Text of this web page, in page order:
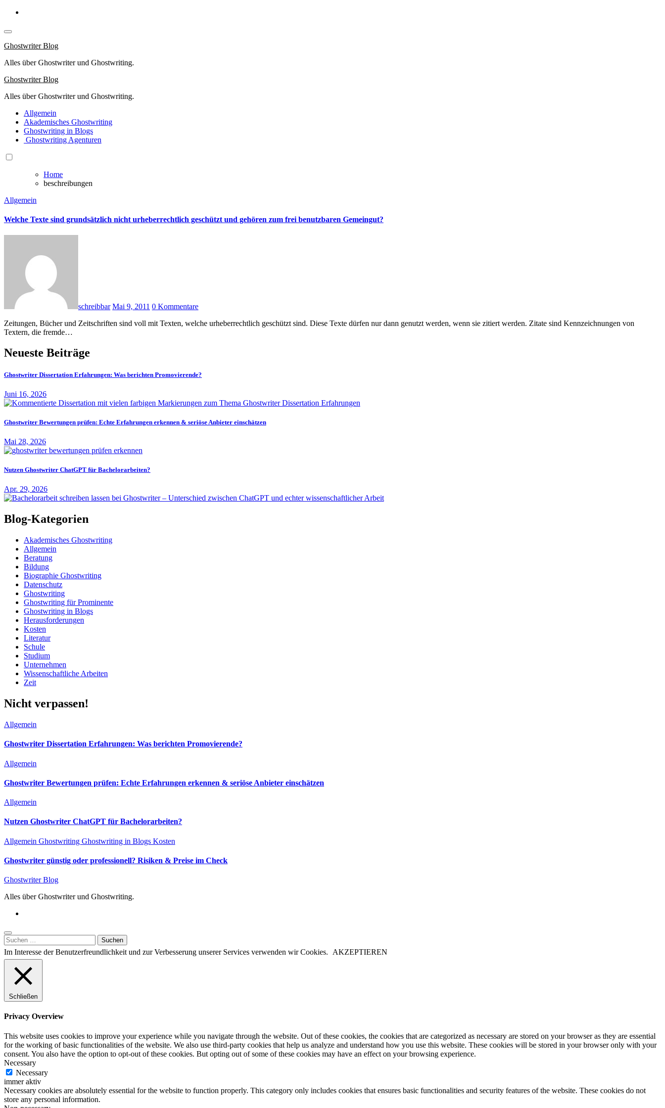
Springe
Inhalt
Ghostwriter Blog
Alles über Ghostwriter und Ghostwriting.
Ghostwriter Blog
Alles über Ghostwriter und Ghostwriting.
Allgemein
Akademisches Ghostwriting
Ghostwriting in Blogs
Ghostwriting Agenturen
Home
beschreibungen
Allgemein
Welche Texte sind grundsätzlich nicht urheberrechtlich geschützt und gehören zum frei benutzbaren Gemeingut?
schreibbar Mai 9, 2011 0 Kommentare
Zeitungen, Bücher und Zeitschriften sind voll mit Texten, welche urheberrechtlich geschützt sind. Diese Texte dürfen nur dann genutzt werden, wenn sie zitiert werden. Zitate sind Kennzeichnungen von
Textern, die fremde…
Neueste Beiträge
Ghostwriter Dissertation Erfahrungen: Was berichten Promovierende?
Juni 16, 2026
Ghostwriter Bewertungen prüfen: Echte Erfahrungen erkennen & seriöse Anbieter einschätzen
Mai 28, 2026
Nutzen Ghostwriter ChatGPT für Bachelorarbeiten?
Apr. 29, 2026
Blog-Kategorien
Akademisches Ghostwriting
Allgemein
Beratung
Bildung
Biographie Ghostwriting
Datenschutz
Ghostwriting
Ghostwriting für Prominente
Ghostwriting in Blogs
Herausforderungen
Kosten
Literatur
Schule
Studium
Unternehmen
Wissenschaftliche Arbeiten
Zeit
Nicht verpassen!
Allgemein
Ghostwriter Dissertation Erfahrungen: Was berichten Promovierende?
Allgemein
Ghostwriter Bewertungen prüfen: Echte Erfahrungen erkennen & seriöse Anbieter einschätzen
Allgemein
Nutzen Ghostwriter ChatGPT für Bachelorarbeiten?
Allgemein Ghostwriting Ghostwriting in Blogs Kosten
Ghostwriter günstig oder professionell? Risiken & Preise im Check
Ghostwriter Blog
Alles über Ghostwriter und Ghostwriting.
Suchen
nach:
Im Interesse der Benutzerfreundlichkeit und zur Verbesserung unserer Services verwenden wir Cookies. AKZEPTIEREN
Schließen
Privacy Overview
This website uses cookies to improve your experience while you navigate through the website. Out of these cookies, the cookies that are categorized as necessary are stored on your browser as they are essential
for the working of basic functionalities of the website. We also use third-party cookies that help us analyze and understand how you use this website. These cookies will be stored in your browser only with your
consent. You also have the option to opt-out of these cookies. But opting out of some of these cookies may have an effect on your browsing experience.
Necessary
Necessary
immer aktiv
Necessary cookies are absolutely essential for the website to function properly. This category only includes cookies that ensures basic functionalities and security features of the website. These cookies do not
store any personal information.